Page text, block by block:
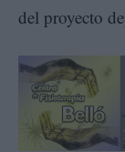
del proyecto